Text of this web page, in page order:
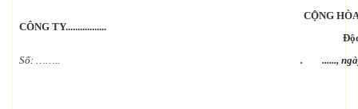
CÔNG TY.................
CỘNG
Số: ……..
. ......,